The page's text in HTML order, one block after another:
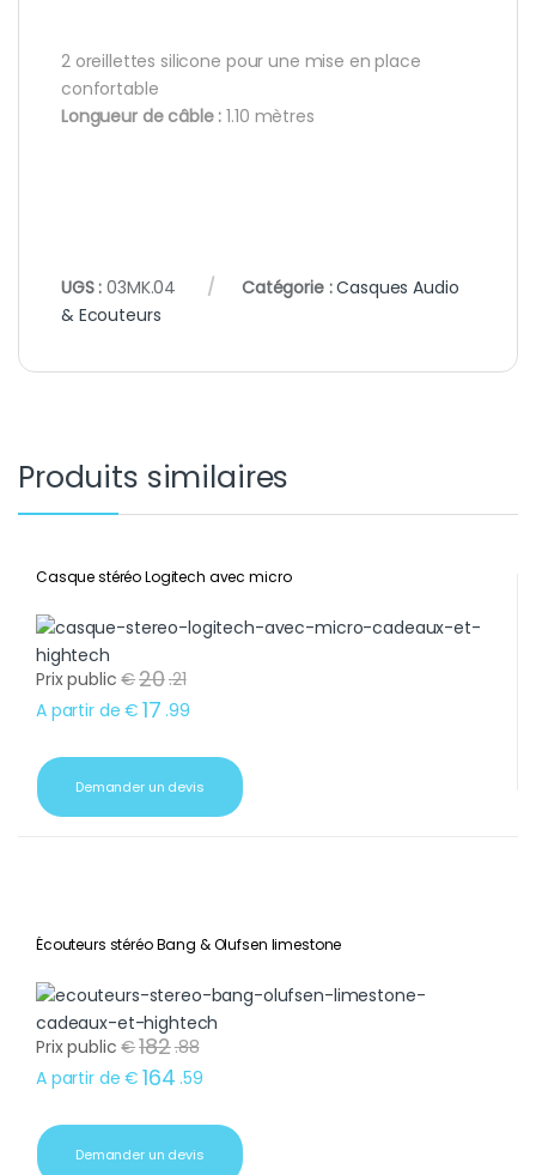
2 oreillettes silicone pour une mise en place
confortable
Longueur de câble : 1.10 mètres
UGS :03MK.04 Catégorie :Casques Audio
& Ecouteurs
Produits similaires
Casque stéréo Logitech avec micro
Prix public €20.21
A partir de € 17 .99
Demander un devis
Écouteurs stéréo Bang & Olufsen limestone
Prix public €182.88
A partir de € 164 .59
Demander un devis